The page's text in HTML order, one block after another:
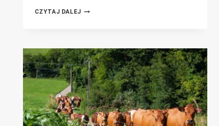
CZYTAJ DALEJSYSTEM
W
INNYCH
KRAJACH